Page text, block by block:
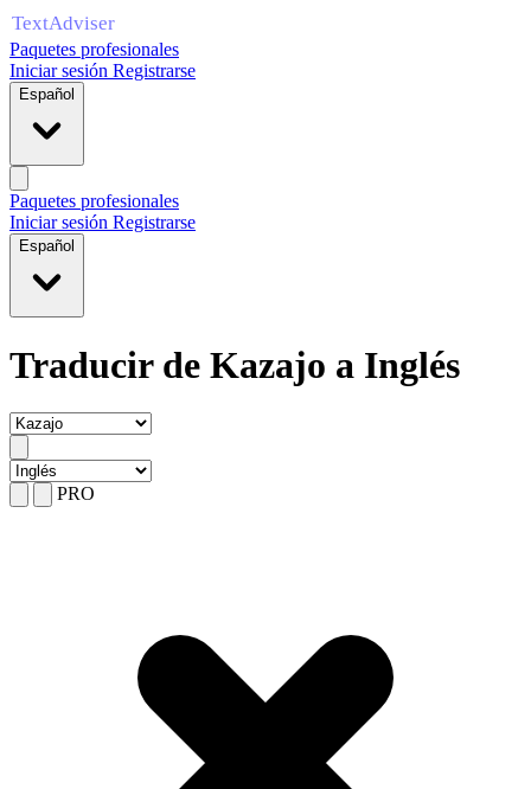
Paquetes profesionales
Iniciar sesión Registrarse
Español
Paquetes profesionales
Iniciar sesión Registrarse
Español
Traducir de Kazajo a Inglés
PRO